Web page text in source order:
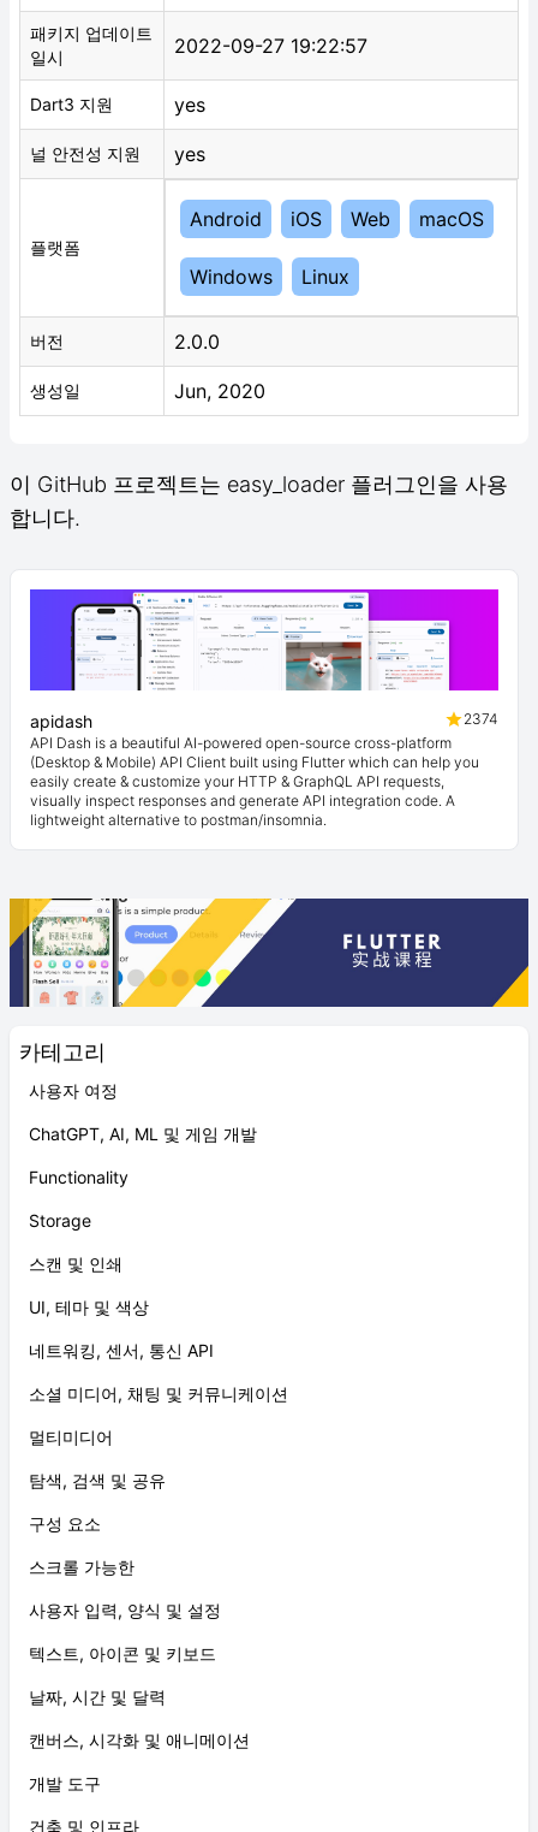
카테고리
사용자 여정
ChatGPT, AI, ML 및 게임 개발
Functionality
Storage
스캔 및 인쇄
UI, 테마 및 색상
네트워킹, 센서, 통신 API
소셜 미디어, 채팅 및 커뮤니케이션
멀티미디어
탐색, 검색 및 공유
구성 요소
스크롤 가능한
사용자 입력, 양식 및 설정
텍스트, 아이콘 및 키보드
날짜, 시간 및 달력
캔버스, 시각화 및 애니메이션
개발 도구
건축 및 인프라
패키지 업데이트
일시
2022-09-27 19:22:57
Dart3 지원 yes
널 안전성 지원 yes
플랫폼
Android iOS Web macOS
Windows Linux
버전 2.0.0
생성일 Jun, 2020
이 GitHub 프로젝트는 easy_loader 플러그인을 사용
합니다.
apidash
2374
API Dash is a beautiful AI-powered open-source cross-platform
(Desktop & Mobile) API Client built using Flutter which can help you
easily create & customize your HTTP & GraphQL API requests,
visually inspect responses and generate API integration code. A
lightweight alternative to postman/insomnia.